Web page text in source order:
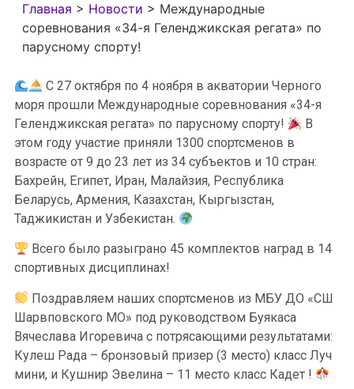
Главная > Новости > Международные
соревнования «34-я Геленджикская регата» по
парусному спорту!
С 27 октября по 4 ноября в акватории Черного
моря прошли Международные соревнования «34-я
Геленджикская регата» по парусному спорту!
В
этом году участие приняли 1300 спортсменов в
возрасте от 9 до 23 лет из 34 субъектов и 10 стран:
Бахрейн, Египет, Иран, Малайзия, Республика
Беларусь, Армения, Казахстан, Кыргызстан,
Таджикистан и Узбекистан.
Всего было разыграно 45 комплектов наград в 14
спортивных дисциплинах!
Поздравляем наших спортсменов из МБУ ДО «СШ
Шарвповского МО» под руководством Буякаса
Вячеслава Игоревича с потрясающими результатами:
Кулеш Рада – бронзовый призер (3 место) класс Луч
мини, и Кушнир Эвелина – 11 место класс Кадет !